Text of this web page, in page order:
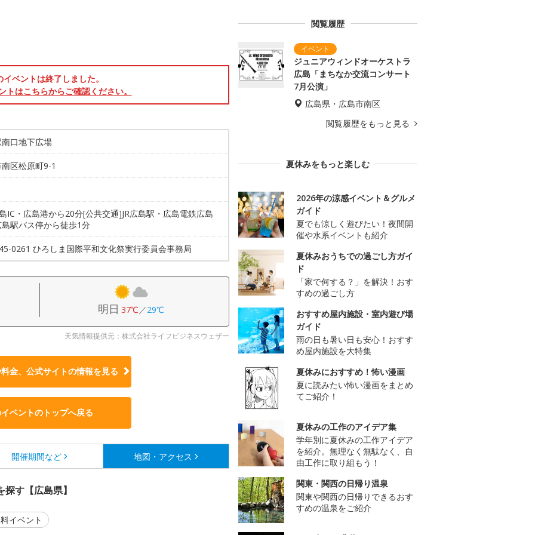
ベントは終了しました。
トはこちらからご確認ください。
口地下広場
区松原町9-1
IC・広島港から20分[公共交通]JR広島駅・広島電鉄広島
駅バス停から徒歩1分
0261 ひろしま国際平和文化祭実行委員会事務局
明日 37℃／29℃
天気情報提供元：株式会社ライフビジネスウェザー
金、公式サイトの情報を見る
ベントのトップへ戻る
開催期間など 地図・アクセス
す【広島県】
イベント
閲覧履歴
ジュニアウィンドオーケストラ
広島「まちなか交流コンサート
7月公演」
広島県・広島市南区
閲覧履歴をもっと見る
夏休みをもっと楽しむ
2026年の涼感イベント＆グルメ
ガイド
夏でも涼しく遊びたい！夜間開
催や水系イベントも紹介
夏休みおうちでの過ごし方ガイ
ド
「家で何する？」を解決！おす
すめの過ごし方
おすすめ屋内施設・室内遊び場
ガイド
雨の日も暑い日も安心！おすす
め屋内施設を大特集
夏休みにおすすめ！怖い漫画
夏に読みたい怖い漫画をまとめ
てご紹介！
夏休みの工作のアイデア集
学年別に夏休みの工作アイデア
を紹介。無理なく無駄なく、自
由工作に取り組もう！
関東・関西の日帰り温泉
関東や関西の日帰りできるおす
すめの温泉をご紹介